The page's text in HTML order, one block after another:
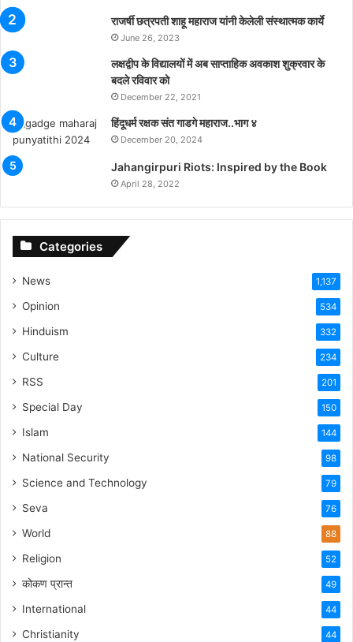
राजर्षी छत्रपती शाहू महाराज यांनी केलेली संस्थात्मक कार्ये
June 26, 2023
लक्षद्वीप के विद्यालयों में अब साप्ताहिक अवकाश शुक्रवार के
बदले रविवार को
December 22, 2021
हिंदूधर्म रक्षक संत गाडगे महाराज..भाग ४
December 20, 2024
Jahangirpuri Riots: Inspired by the Book
April 28, 2022
Categories
News 1,137
Opinion 534
Hinduism 332
Culture 234
RSS 201
Special Day 150
Islam 144
National Security 98
Science and Technology 79
Seva 76
World 88
Religion 52
कोकण प्रान्त 49
International 44
Christianity 44